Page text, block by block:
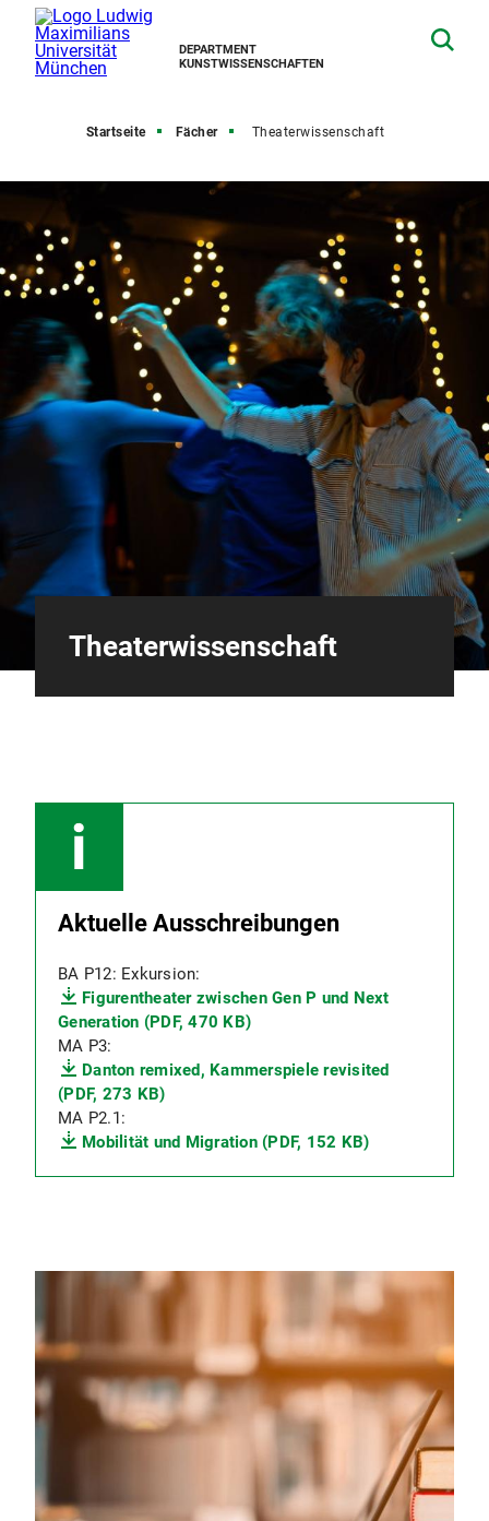
DEPARTMENT
KUNSTWISSENSCHAFTEN
Startseite Fächer Theaterwissenschaft
Theaterwissenschaft
Aktuelle Ausschreibungen
BA P12: Exkursion:
Figurentheater zwischen Gen P und Next
Generation (PDF, 470 KB)
MA P3:
Danton remixed, Kammerspiele revisited
(PDF, 273 KB)
MA P2.1:
Mobilität und Migration (PDF, 152 KB)